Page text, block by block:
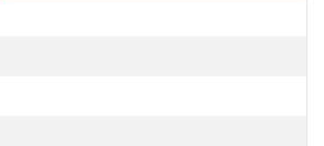
4
5
godzinie 5
po godzinie 5
6
godzinie 6
po godzinie 6